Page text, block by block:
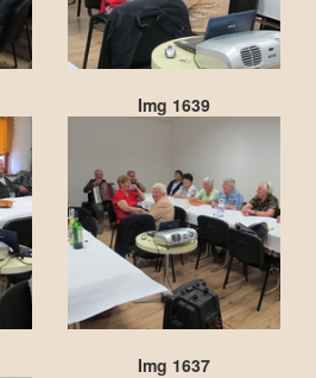
Img 1639
Img 1637